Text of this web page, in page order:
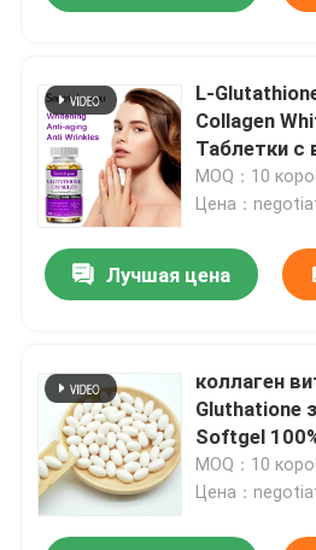
L-
Collagen
Таблетки с
MOQ：10
Цена：
Лучшая цена
коллаген
Gluthatione
Softgel
MOQ：10
Цена：